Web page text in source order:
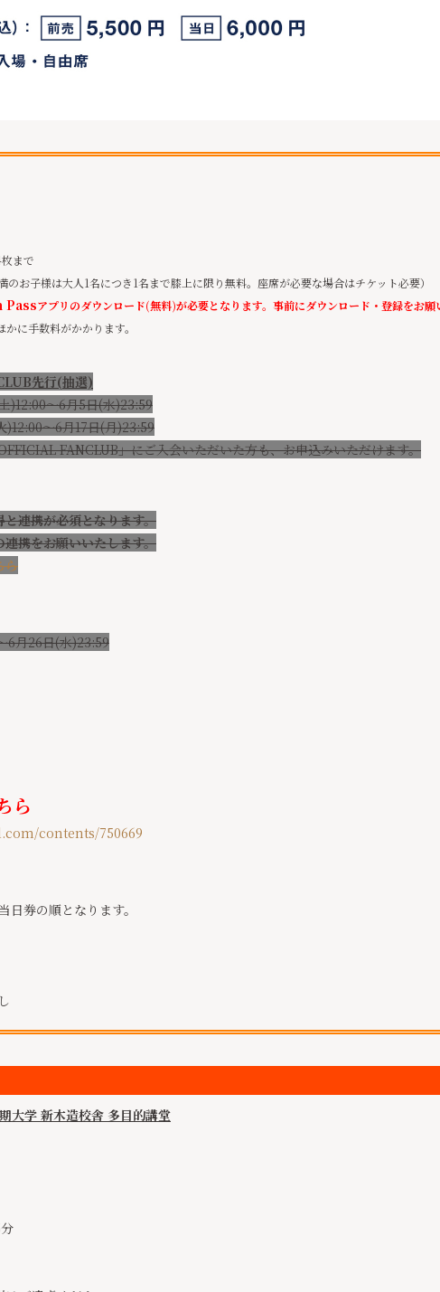
まで
お子様は大人1名につき1名まで膝上に限り無料。座席が必要な場合はチケット必要）
Passアプリのダウンロード(無料)が必要となります。事前にダウンロード・登録をお願
に手数料がかかります。
先行(抽選)
)12:00～6月5日(水)23:59
)12:00～6月17日(月)23:59
FANCLUB」にご入会いただいた方も、お申込みいただけます。
連携が必須となります。
携をお願いいたします。
ら
6月26日(水)23:59
ら
contents/750669
券の順となります。
大学 新木造校舎 多目的講堂